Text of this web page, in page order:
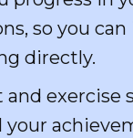
so you
directly.
your